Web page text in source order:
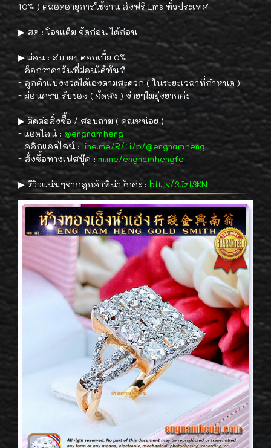
10% ) ตลอดอายุการใช้งาน ส่งฟรี Ems ทั่วประเทศ
.
▶︎ สด : โอนเต็ม จัดก่อน ได้ก่อน
.
▶︎ ผ่อน : สบายๆ ดอกเบี้ย 0%
- ล็อกราคาวันที่ผ่อนได้ทันที
- ลูกค้าแบ่งงวดได้เองตามสะดวก ( ในระยะเวลาที่กำหนด )
- ผ่อนครบ รับของ ( จัดส่ง ) ง่ายๆไม่ยุ่งยากค่ะ
.
▶︎ ติดต่อสั่งซื้อ / สอบถาม ( คุณหน่อย )
- แอดไลน์ : @engnamheng
- คลิกแอดไลน์ :line.me/R/ti/p/@engnamheng
- สั่งซื้อทางเฟสบุ๊ค : m.me/engnamhengfc
.
▶︎ รีวิวแน่นๆจากลูกค้าที่น่ารักค่ะ : bit.ly/3Jzi3KN